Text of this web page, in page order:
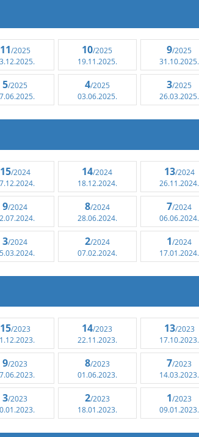
11/2025
10/2025
19.11.2025.
9/2025
31.10.2025.
5/2025
4/2025
03.06.2025.
3/2025
26.03.2025.
15/2024
14/2024
18.12.2024.
13/2024
26.11.2024.
9/2024
8/2024
28.06.2024.
7/2024
06.06.2024.
3/2024
2/2024
07.02.2024.
1/2024
17.01.2024.
15/2023
14/2023
22.11.2023.
13/2023
17.10.2023.
9/2023
8/2023
01.06.2023.
7/2023
14.03.2023.
3/2023
2/2023
18.01.2023.
1/2023
09.01.2023.